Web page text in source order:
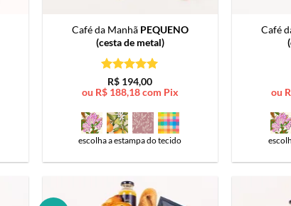
Café da Manhã PEQUENO
(cesta de metal)
Avaliação5
de 5
R$ 194,00
ou R$188,18com Pix
escolha a estampa do tecido
Café
ou